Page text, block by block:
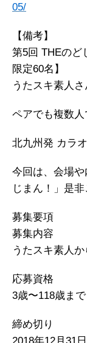
05/
【備考】
第5回 THEのど
限定60名】
うたスキ素人さ
ペアでも複数人
北九州発 カラ
今回は、会場
じまん！」是
募集要項
募集内容
うたスキ素人
応募資格
3歳〜118歳まで
締め切り
2018年12月31日